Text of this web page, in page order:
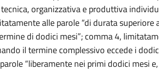
organizzativa e produttiva
alle parole “di durata superiore
di dodici mesi”; comma 4,
il termine complessivo eccede i
“liberamente nei primi dodici mesi